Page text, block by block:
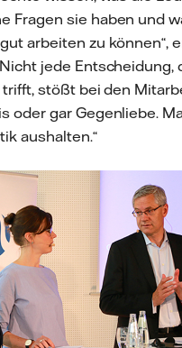
Fragen sie haben und
arbeiten zu können“,
jede Entscheidung,
stößt bei den
oder gar Gegenliebe.
aushalten.“